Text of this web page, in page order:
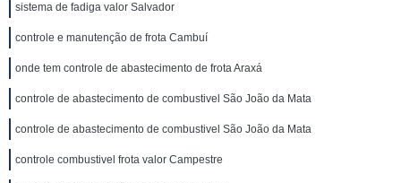
sistema de fadiga valor Salvador
controle e manutenção de frota Cambuí
onde tem controle de abastecimento de frota Araxá
controle de abastecimento de combustivel São João da Mata
controle de abastecimento de combustivel São João da Mata
controle combustivel frota valor Campestre